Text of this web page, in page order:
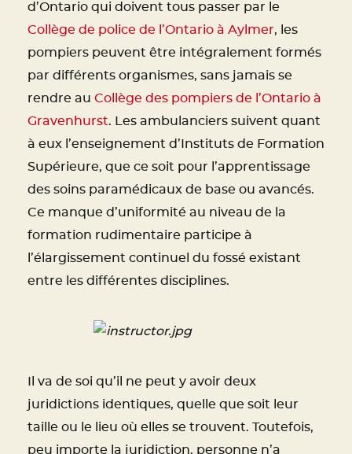
d’Ontario qui doivent tous passer par le
Collège de police de l’Ontario à Aylmer, les
pompiers peuvent être intégralement formés
par différents organismes, sans jamais se
rendre au Collège des pompiers de l’Ontario à
Gravenhurst. Les ambulanciers suivent quant
à eux l’enseignement d’Instituts de Formation
Supérieure, que ce soit pour l’apprentissage
des soins paramédicaux de base ou avancés.
Ce manque d’uniformité au niveau de la
formation rudimentaire participe à
l’élargissement continuel du fossé existant
entre les différentes disciplines.
Il va de soi qu’il ne peut y avoir deux
juridictions identiques, quelle que soit leur
taille ou le lieu où elles se trouvent. Toutefois,
peu importe la juridiction, personne n’a